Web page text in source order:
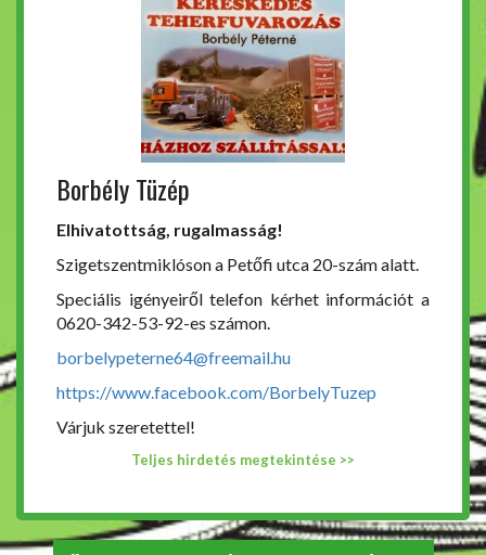
Borbély Tüzép
Elhivatottság, rugalmasság!
Szigetszentmiklóson a Petőfi utca 20-szám alatt.
Speciális igényeiről telefon kérhet információt a
0620-342-53-92-es számon.
borbelypeterne64@freemail.hu
https://www.facebook.com/BorbelyTuzep
Várjuk szeretettel!
Teljes hirdetés megtekintése >>